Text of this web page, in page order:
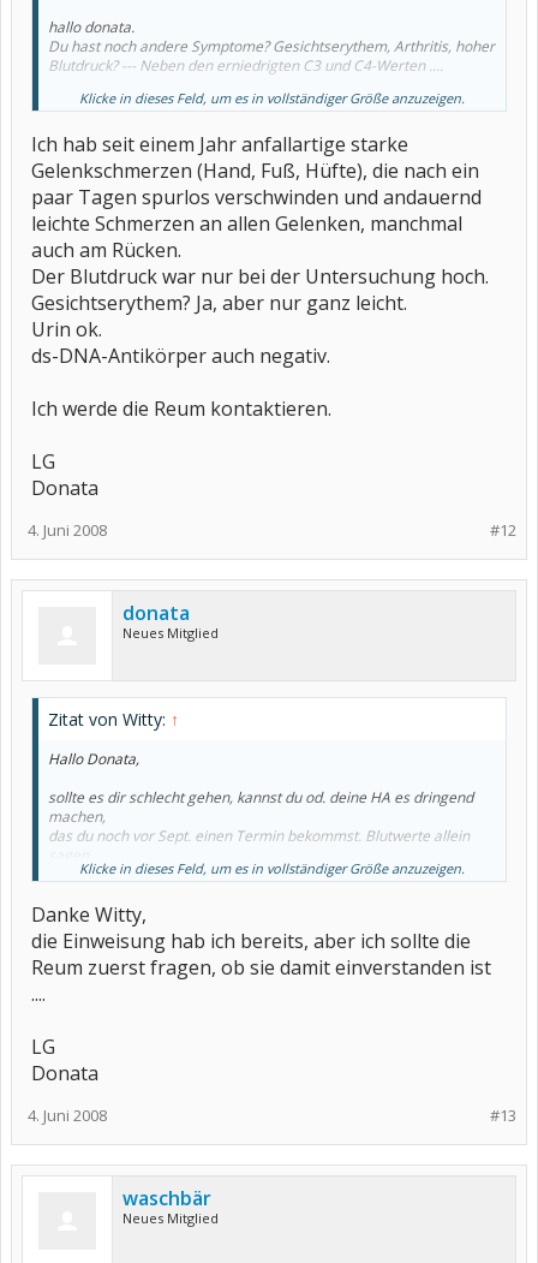
hallo donata.
Du hast noch andere Symptome? Gesichtserythem, Arthritis, hoher
Blutdruck? --- Neben den erniedrigten C3 und C4-Werten ....
Klingt eher danach, dass noch "etwas anderes" als "nur" eine PSA
dahinterstecken könnte.
Vielleicht sollte man doch mal die ds-DNA -Antikörper (trotz
negativer ANA) bestimmen und den Urin untersuchen lassen....
Das könnte ja Dein Haus-/oder Hautarzt machen .. bevor Du bis
September wartest ..
lg waschbär
Klicke in dieses Feld, um es in vollständiger Größe anzuzeigen.
Ich hab seit einem Jahr anfallartige starke
Gelenkschmerzen (Hand, Fuß, Hüfte), die nach ein
paar Tagen spurlos verschwinden und andauernd
leichte Schmerzen an allen Gelenken, manchmal
auch am Rücken.
Der Blutdruck war nur bei der Untersuchung hoch.
Gesichtserythem? Ja, aber nur ganz leicht.
Urin ok.
ds-DNA-Antikörper auch negativ.
Ich werde die Reum kontaktieren.
LG
Donata
#12
4. Juni 2008
donata
Neues Mitglied
Zitat von Witty: ↑
Hallo Donata,
sollte es dir schlecht gehen, kannst du od. deine HA es dringend
machen,
das du noch vor Sept. einen Termin bekommst. Blutwerte allein
ja nicht aus, wie es dir geht. Die Rheumadoc wird ohnehin wieder
Werte bestimmen lassen. Das sollte man wenn man noch keine
Diagnose
hat, auch öfters tun. Die Werte können sich ja in der Zwischenzeit
ja
Klicke in dieses Feld, um es in vollständiger Größe anzuzeigen.
Danke Witty,
die Einweisung hab ich bereits, aber ich sollte die
Reum zuerst fragen, ob sie damit einverstanden ist
....
LG
Donata
#13
4. Juni 2008
waschbär
Neues Mitglied